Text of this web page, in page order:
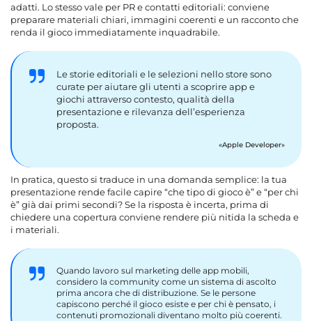
adatti. Lo stesso vale per PR e contatti editoriali: conviene
preparare materiali chiari, immagini coerenti e un racconto che
renda il gioco immediatamente inquadrabile.
Le storie editoriali e le selezioni nello store sono
curate per aiutare gli utenti a scoprire app e
giochi attraverso contesto, qualità della
presentazione e rilevanza dell’esperienza
proposta.
Apple Developer
In pratica, questo si traduce in una domanda semplice: la tua
presentazione rende facile capire “che tipo di gioco è” e “per chi
è” già dai primi secondi? Se la risposta è incerta, prima di
chiedere una copertura conviene rendere più nitida la scheda e
i materiali.
Quando lavoro sul marketing delle app mobili,
considero la community come un sistema di ascolto
prima ancora che di distribuzione. Se le persone
capiscono perché il gioco esiste e per chi è pensato, i
contenuti promozionali diventano molto più coerenti.